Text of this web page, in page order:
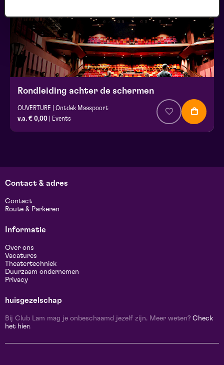
Rondleiding achter de schermen
OUVERTURE | Ontdek Maaspoort
v.a. € 0,00 | Events
Contact & adres
Contact
Route & Parkeren
Informatie
Over ons
Vacatures
Theatertechniek
Duurzaam ondernemen
Privacy
huisgezelschap
Bij Club Lam mag je onbeschaamd jezelf zijn. Meer weten? Check
het hier.